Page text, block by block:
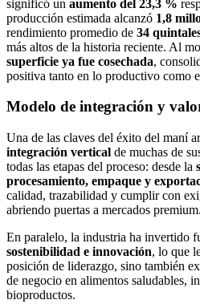
significó un aumento del 23,3 %
producción estimada alcanzó 1,8
rendimiento promedio de 34
más altos de la historia reciente. Al
superficie ya fue cosechada,
positiva tanto en lo productivo como
Modelo de integración y
Una de las claves del éxito del maní
integración vertical de muchas de
todas las etapas del proceso: desde la
procesamiento, empaque y
calidad, trazabilidad y cumplir con
abriendo puertas a mercados premium.
En paralelo, la industria ha invertido
sostenibilidad e innovación, lo que
posición de liderazgo, sino también
de negocio en alimentos saludables,
bioproductos.